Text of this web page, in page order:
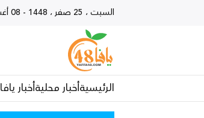
السبت ، 25 صفر ، 1448 - 08 أغسطس 2026
الرئيسيةأخبار محليةأخبار يافا